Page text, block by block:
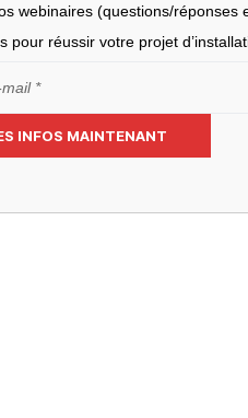
webinaires (questions/réponses
pour réussir votre projet